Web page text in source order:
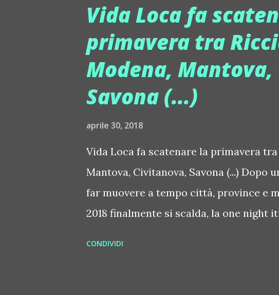
melanzane grigliate, Acqua, una
Il party inizia alle 20.30 e da
K e la voce di Giancarlo Romano. E che
prevista l'inaugurazione estiva di
T Vannelli, top dj, produttore
specializzato in musica house ed
Vida Loca fa
primavera tra
Modena,
Savona (...)
aprile 30, 2018
Vida Loca fa scatenare la primavera
Mantova, Civitanova, Savona (...) Dopo
far muovere a tempo città, province e
2018 finalmente si scalda, la one night
CONDIVIDI